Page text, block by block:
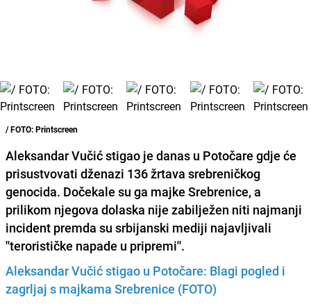
/ FOTO: Printscreen
Aleksandar Vučićstigao je danas u Potočare gdje će
prisustvovati dženazi 136 žrtava srebreničkog
genocida. Dočekale su ga majke Srebrenice, a
prilikom njegova dolaska nije zabilježen niti najmanji
incident premda su srbijanski mediji najavljivali
''terorističke napade u pripremi''.
Aleksandar Vučić stigao u Potočare: Blagi pogled i
zagrljaj s majkama Srebrenice (FOTO)